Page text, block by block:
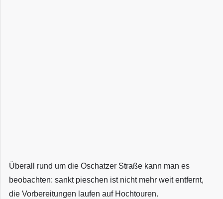
Überall rund um die Oschatzer Straße kann man es
beobachten: sankt pieschen ist nicht mehr weit entfernt,
die Vorbereitungen laufen auf Hochtouren.